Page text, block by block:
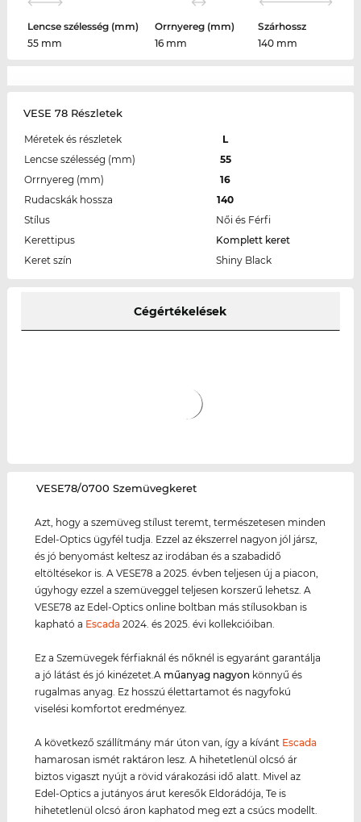
Lencse szélesség (mm)
55 mm
Orrnyereg (mm)
16 mm
Szárhossz
140 mm
VESE 78 Részletek
Méretek és részletek
L
Lencse szélesség (mm)
55
Orrnyereg (mm)
16
Rudacskák hossza
140
Stílus
Női és Férfi
Kerettipus
Komplett keret
Keret szín
Shiny Black
Cégértékelések
‌VESE78/0700 Szemüvegkeret
Azt, hogy a szemüveg stílust teremt, természetesen minden
Edel-Optics ügyfél tudja. Ezzel az ékszerrel nagyon jól jársz,
és jó benyomást keltesz az irodában és a szabadidő
eltöltésekor is. A VESE78 a 2025. évben teljesen új a piacon,
úgyhogy ezzel a szemüveggel teljesen korszerű lehetsz. A
VESE78 az Edel-Optics online boltban más stílusokban is
kapható a Escada 2024. és 2025. évi kollekcióiban.
Ez a Szemüvegek férfiaknál és nőknél is egyaránt garantálja
a jó látást és jó kinézetet.A műanyag nagyon könnyű és
rugalmas anyag. Ez hosszú élettartamot és nagyfokú
viselési komfortot eredményez.
A következő szállítmány már úton van, így a kívánt Escada
hamarosan ismét raktáron lesz. A hihetetlenül olcsó ár
biztos vigaszt nyújt a rövid várakozási idő alatt. Mivel az
Edel-Optics a jutányos árut keresők Eldorádója, Te is
hihetetlenül olcsó áron kaphatod meg ezt a csúcs modellt.